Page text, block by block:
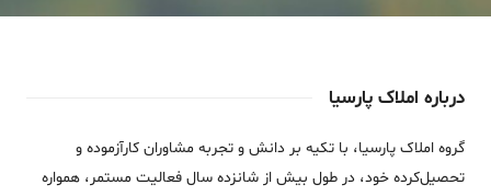
درباره املاک پارسیا
گروه املاک پارسیا، با تکیه بر دانش و تجربه مشاوران کارآزموده و
تحصیل‌کرده خود، در طول بیش از شانزده سال فعالیت مستمر، همواره